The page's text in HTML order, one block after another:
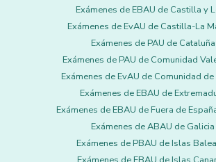
Exámenes de EBAU de Castilla y
Exámenes de EvAU de Castilla-La
Exámenes de PAU de Cataluña
Exámenes de PAU de Comunidad
Exámenes de EvAU de Comunidad
Exámenes de EBAU de
Exámenes de EBAU de Fuera de
Exámenes de ABAU de Galicia
Exámenes de PBAU de Islas